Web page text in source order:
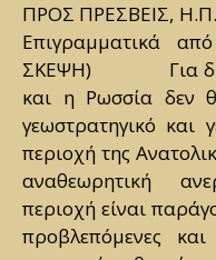
ΠΡΟΣ ΠΡΕΣΒΕΙΣ, Η.Π.Α. – ΡΩΣΣΙΑΣ – ΙΣΡΑΗΛ, κλπ. (
Επιγραμματικά
ΣΚΕΨΗ) Για
και η Ρωσσία δεν
γεωστρατηγικό και
περιοχή της
αναθεωρητική
περιοχή είναι
προβλεπόμενες και